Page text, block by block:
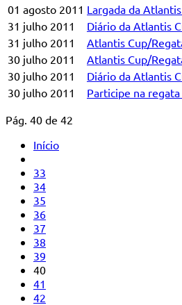
01 agosto 2011 Largada da
31 julho 2011
Diário da Atlantis
31 julho 2011
Atlantis Cup/
30 julho 2011
Atlantis Cup/
30 julho 2011
Diário da Atlantis
30 julho 2011
Participe na regata
Pág. 40 de 42
Início
33
34
35
36
37
38
39
40
41
42